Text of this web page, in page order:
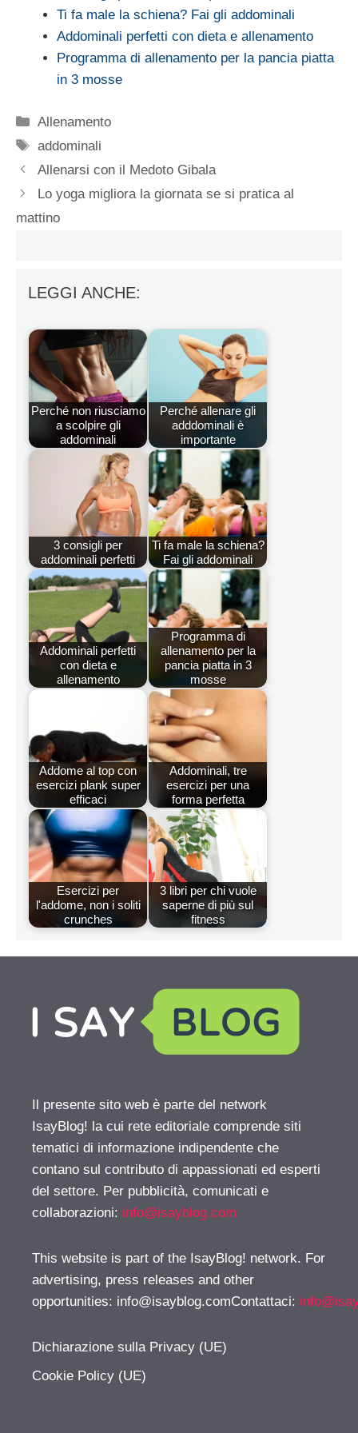
Ti fa male la schiena? Fai gli addominali
Addominali perfetti con dieta e allenamento
Programma di allenamento per la pancia piatta
in 3 mosse
Categorie
Allenamento
Tag
addominali
Allenarsi con il Medoto Gibala
Lo yoga migliora la giornata se si pratica al
mattino
LEGGI ANCHE:
Perché non riusciamo
a scolpire gli
addominali
Perché allenare gli
adddominali è
importante
3 consigli per
addominali perfetti
Ti fa male la schiena?
Fai gli addominali
Addominali perfetti
con dieta e
allenamento
Programma di
allenamento per la
pancia piatta in 3
mosse
Addome al top con
esercizi plank super
efficaci
Addominali, tre
esercizi per una
forma perfetta
Esercizi per
l'addome, non i soliti
crunches
3 libri per chi vuole
saperne di più sul
fitness
Il presente sito web è parte del network
IsayBlog! la cui rete editoriale comprende siti
tematici di informazione indipendente che
contano sul contributo di appassionati ed esperti
del settore. Per pubblicità, comunicati e
collaborazioni: info@isayblog.com
This website is part of the IsayBlog! network. For
advertising, press releases and other
opportunities: info@isayblog.comContattaci:
Dichiarazione sulla Privacy (UE)
Cookie Policy (UE)